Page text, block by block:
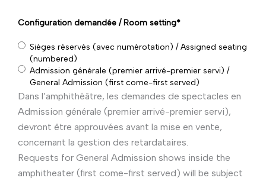
Configuration demandée / Room setting*
Sièges réservés (avec numérotation) / Assigned seating
(numbered)
Admission générale (premier arrivé-premier servi) /
General Admission (first come-first served)
Dans l’amphithéâtre, les demandes de spectacles en
Admission générale (premier arrivé-premier servi),
devront être approuvées avant la mise en vente,
concernant la gestion des retardataires.
Requests for General Admission shows inside the
amphitheater (first come-first served) will be subject